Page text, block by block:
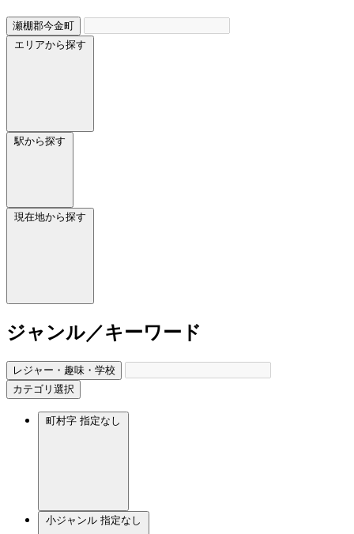
瀬棚郡今金町
エリアから探す
駅から探す
現在地から探す
ジャンル／キーワード
レジャー・趣味・学校
カテゴリ選択
町村字 指定なし
小ジャンル 指定なし